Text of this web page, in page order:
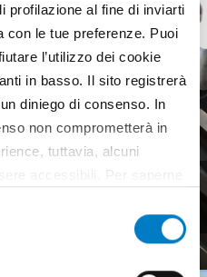
profilazione al fine di inviarti
con le tue preferenze. Puoi
l’utilizzo dei cookie
in basso. Il sito registrerà
diniego di consenso. In
non comprometterà in
tuttavia, alcuni
di alcuni di essi, ti
a weak